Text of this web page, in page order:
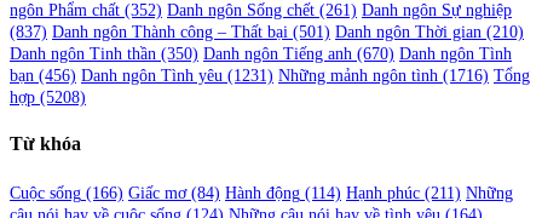
ngôn Phẩm chất (352) Danh ngôn Sống chết (261) Danh ngôn Sự nghiệp
(837) Danh ngôn Thành công – Thất bại (501) Danh ngôn Thời gian (210)
Danh ngôn Tinh thần (350) Danh ngôn Tiếng anh (670) Danh ngôn Tình
bạn (456) Danh ngôn Tình yêu (1231) Những mảnh ngôn tình (1716) Tổng
hợp (5208)
Từ khóa
Cuộc sống (166) Giấc mơ(84) Hành động (114) Hạnh phúc (211) Những